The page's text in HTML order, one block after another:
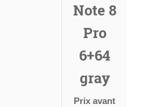
Note 8
Pro
6+64
gray
Prix avant